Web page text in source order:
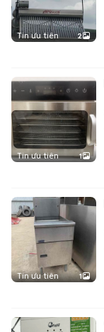
Tin ưu tiên 2
Tin ưu tiên 1
Tin ưu tiên 1